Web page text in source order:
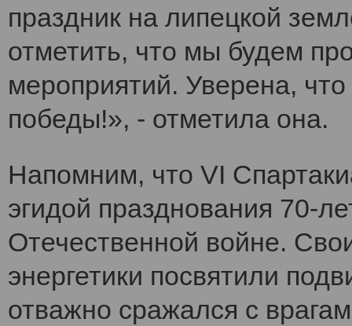
праздник на липецкой
отметить, что мы будем
мероприятий. Уверена,
победы!», - отметила она.
Напомним, что VI
эгидой празднования 70-
Отечественной войне.
энергетики посвятили
отважно сражался с